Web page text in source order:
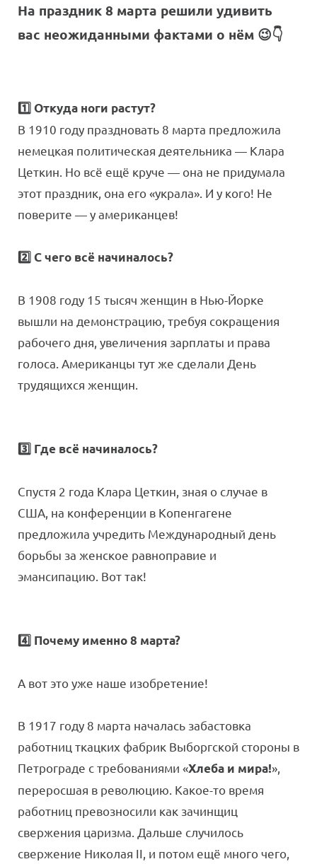
На праздник 8 марта решили удивить
вас неожиданными фактами о нём 😉👇
1️⃣ Откуда ноги растут?
В 1910 году праздновать 8 марта предложила
немецкая политическая деятельника — Клара
Цеткин. Но всё ещё круче — она не придумала
этот праздник, она его «украла». И у кого! Не
поверите — у американцев!
2️⃣ С чего всё начиналось?
В 1908 году 15 тысяч женщин в Нью-Йорке
вышли на демонстрацию, требуя сокращения
рабочего дня, увеличения зарплаты и права
голоса. Американцы тут же сделали День
трудящихся женщин.
3️⃣ Где всё начиналось?
Спустя 2 года Клара Цеткин, зная о случае в
США, на конференции в Копенгагене
предложила учредить Международный день
борьбы за женское равноправие и
эмансипацию. Вот так!
4️⃣ Почему именно 8 марта?
А вот это уже наше изобретение!
В 1917 году 8 марта началась забастовка
работниц ткацких фабрик Выборгской стороны в
Петрограде с требованиями «Хлеба и мира!»,
переросшая в революцию. Какое-то время
работниц превозносили как зачинщиц
свержения царизма. Дальше случилось
свержение Николая II, и потом ещё много чего,